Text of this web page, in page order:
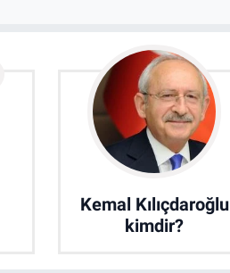
Kemal Kılıçdaroğlu
kimdir?